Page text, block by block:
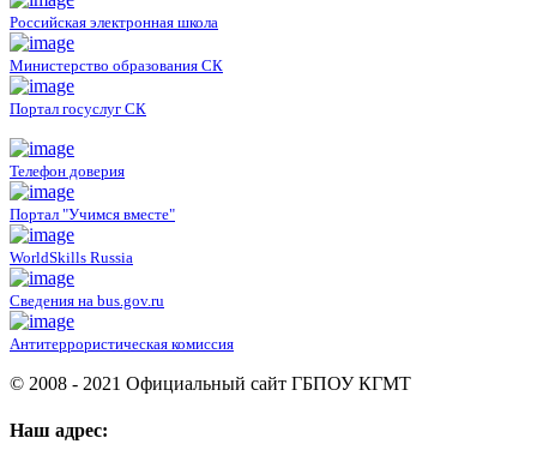
Российская электронная школа
Министерство образования СК
Портал госуслуг СК
Телефон доверия
Портал "Учимся вместе"
WorldSkills Russia
Сведения на bus.gov.ru
Антитеррористическая комиссия
© 2008 - 2021 Официальный сайт ГБПОУ КГМТ
Наш адрес: